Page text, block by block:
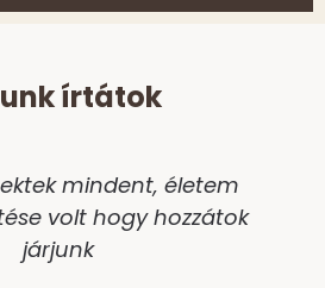
írtátok
mindent, életem
volt hogy hozzátok
járjunk